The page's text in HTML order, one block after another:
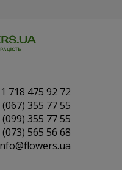
718 475 92 72
(067) 355 77 55
(099) 355 77 55
(073) 565 56 68